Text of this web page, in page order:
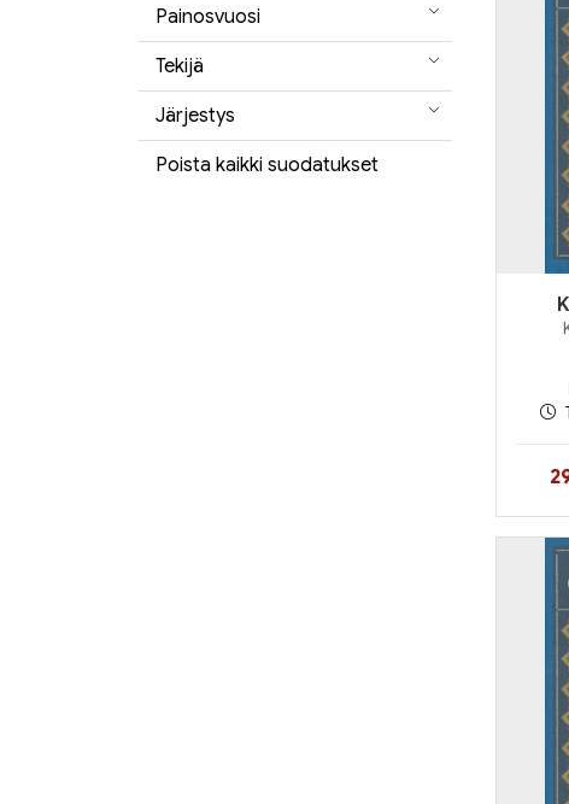
Painosvuosi
Tekijä
Järjestys
Poista kaikki suodatukset